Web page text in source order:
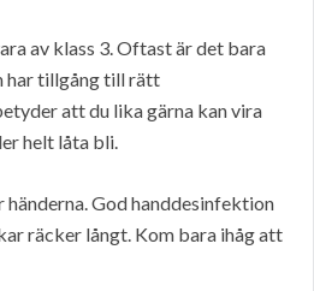
av klass 3. Oftast är det bara
har tillgång till rätt
att du lika gärna kan vira
helt låta bli.
händerna. God handdesinfektion
räcker långt. Kom bara ihåg att